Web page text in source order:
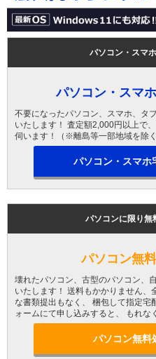
パソコン・スマ
パソコン・スマ
不要になったパソコン、スマホ、タ
いたします！ 査定額2,000円以上で
伺います！（※離島等一部地域を除く
パソコン・スマホ
パソコンに限り無
パソコン無
壊れたパソコン、古型のパソコン、
いたします！ 送料もかかりません、
な書類提出もなく、 梱包して指定宅
ォームにて申し込みすると、 もれな
パソコン無料